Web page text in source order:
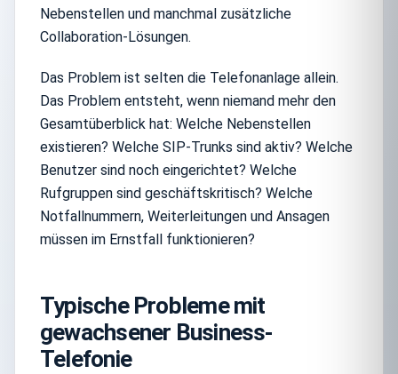
Nebenstellen und manchmal zusätzliche
Collaboration-Lösungen.
Das Problem ist selten die Telefonanlage allein.
Das Problem entsteht, wenn niemand mehr den
Gesamtüberblick hat: Welche Nebenstellen
existieren? Welche SIP-Trunks sind aktiv? Welche
Benutzer sind noch eingerichtet? Welche
Rufgruppen sind geschäftskritisch? Welche
Notfallnummern, Weiterleitungen und Ansagen
müssen im Ernstfall funktionieren?
Typische Probleme mit
gewachsener Business-
Telefonie